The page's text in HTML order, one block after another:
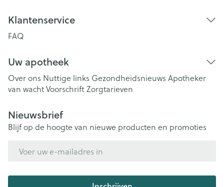
Klantenservice
FAQ
Uw apotheek
Over ons Nuttige links Gezondheidsnieuws Apotheker
van wachtVoorschriftZorgtarieven
Nieuwsbrief
Blijf op de hoogte van nieuwe producten en promoties